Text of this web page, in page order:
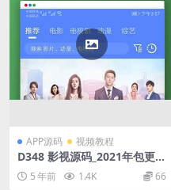
APP源码 视频教程
D348 影视源码_2021年包更原
生安卓影视app苹果CMS对
接，原生JAVA影视APP源码支
5 年前 1.4K 66